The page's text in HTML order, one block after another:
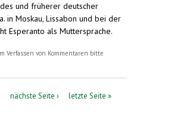
und früherer deutscher
in Moskau, Lissabon und bei der
Esperanto als Muttersprache.
Übersetzung der Bremer
Verfassen von Kommentaren bitte
nächste Seite › letzte Seite »